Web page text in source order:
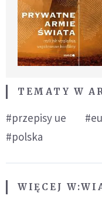
TEMATY W
#przepisy ue
#polska
WIĘCEJ W: